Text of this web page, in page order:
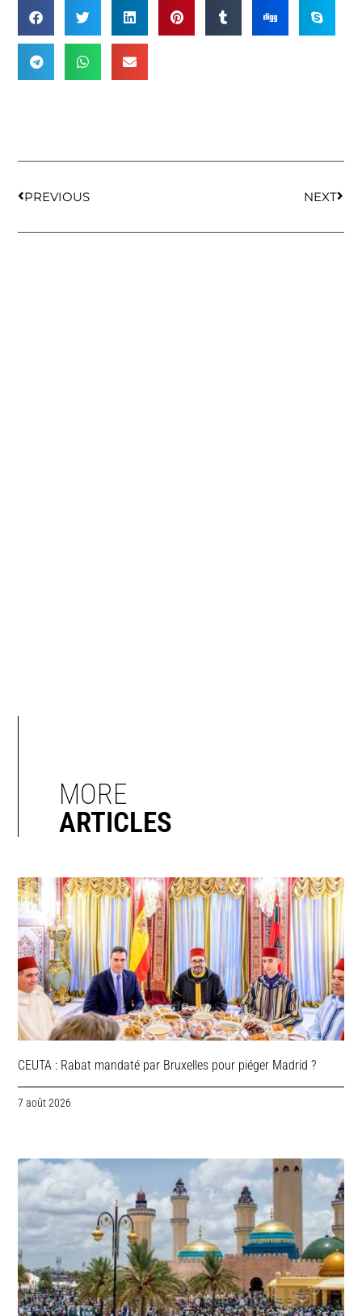
PREVIOUS NEXT
MORE
ARTICLES
CEUTA : Rabat mandaté par Bruxelles pour piéger Madrid ?
7 août 2026